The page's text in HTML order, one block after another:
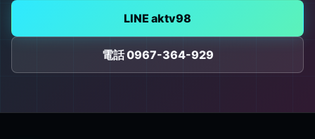
LINE aktv98
電話 0967-364-929